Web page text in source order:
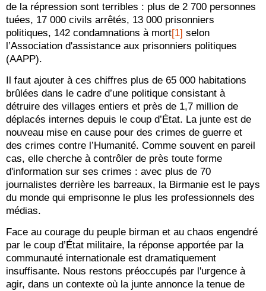
de la répression sont terribles : plus de 2 700 personnes
tuées, 17 000 civils arrêtés, 13 000 prisonniers
politiques, 142 condamnations à mort[1] selon
l’Association d'assistance aux prisonniers politiques
(AAPP).
Il faut ajouter à ces chiffres plus de 65 000 habitations
brûlées dans le cadre d’une politique consistant à
détruire des villages entiers et près de 1,7 million de
déplacés internes depuis le coup d’État. La junte est de
nouveau mise en cause pour des crimes de guerre et
des crimes contre l’Humanité. Comme souvent en pareil
cas, elle cherche à contrôler de près toute forme
d'information sur ses crimes : avec plus de 70
journalistes derrière les barreaux, la Birmanie est le pays
du monde qui emprisonne le plus les professionnels des
médias.
Face au courage du peuple birman et au chaos engendré
par le coup d’État militaire, la réponse apportée par la
communauté internationale est dramatiquement
insuffisante. Nous restons préoccupés par l'urgence à
agir, dans un contexte où la junte annonce la tenue de